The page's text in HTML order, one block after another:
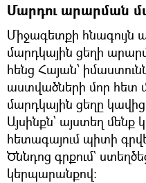
Մարդու արարման
Միջագետքի հնագույն
մարդկային ցեղի
հենց Հայան՝
աստվածների մոր հետ
մարդկային ցեղը
Այսինքն՝ այստեղ մենք
հետագայում պիտի
Ծննդոց գրքում`
կերպարանքով։